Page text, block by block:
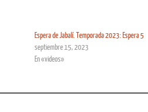
Espera de Jabalí. Temporada 2023: Espera 5
septiembre 15, 2023
En «videos»